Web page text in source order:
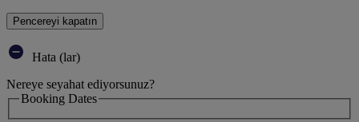
Pencereyi kapatın
Hata (lar)
Nereye seyahat ediyorsunuz?
Booking Dates